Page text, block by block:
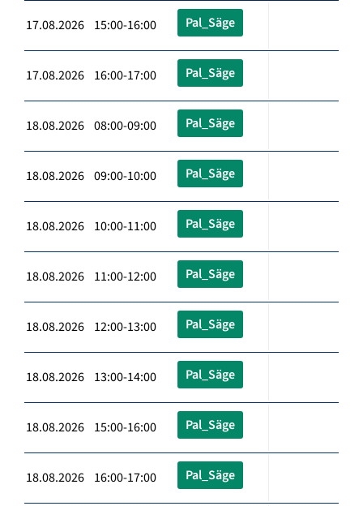
17.08.2026 15:00-16:00 Pal_Säge
17.08.2026 16:00-17:00 Pal_Säge
18.08.2026 08:00-09:00 Pal_Säge
18.08.2026 09:00-10:00 Pal_Säge
18.08.2026 10:00-11:00 Pal_Säge
18.08.2026 11:00-12:00 Pal_Säge
18.08.2026 12:00-13:00 Pal_Säge
18.08.2026 13:00-14:00 Pal_Säge
18.08.2026 15:00-16:00 Pal_Säge
18.08.2026 16:00-17:00 Pal_Säge